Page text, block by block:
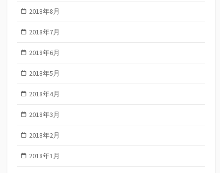
2018年8月
2018年7月
2018年6月
2018年5月
2018年4月
2018年3月
2018年2月
2018年1月